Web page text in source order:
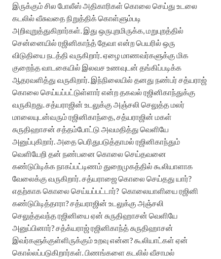
இருக்கும் சில போலீஸ் அதிகாரிகள் கொலை செய்து உடலை
கடலில் வீசுவதை நிறுத்திக்கொள்ளும்படி
அறிவுறுத்துகிறார்கள். இது ஒருபுறமிருக்க, மறுபுறத்தில்
சென்னையில் ரஜினிகாந்த் தேவா என்ற பெயரில் ஒரு
விடுதியை நடத்தி வருகிறார். ஏழை மாணவர்களுக்கு மிக
குறைந்த வாடகையில் இலவச உணவுடன் தங்கிப்படிக்க
ஆதரவளித்து வருகிறார். இந்நிலையில் தனது நண்பர் சத்யராஜ்
கொலை செய்யப்பட்டுள்ளார் என்ற தகவல் ரஜினிகாந்துக்கு
வருகிறது. சத்யராஜின் உடலுக்கு அஞ்சலி செலுத்த மலர்
மாலையுடன்வரும் ரஜினிகாந்தை, சத்யராஜின் மகள்
சுருதிஹாசன் சத்தம்போட்டு அவமதித்து வெளியே
அனுப்புகிறார். அதை பெரிதுபடுத்தாமல் ரஜினிகாந்தும்
வெளியேறி தன் நண்பனை கொலை செய்தவனை
கண்டுபிடிக்க நாகப்பட்டிணம் துறைமுகத்தில் கூலியாளாக
வேலைக்கு வருகிறார். சத்யராஜை கொலை செய்தது யார்?
எதற்காக கொலை செய்யப்பட்டார்? கொலையாளியை ரஜினி
கண்டுபிடித்தாரா? சத்யராஜின் உடலுக்கு அஞ்சலி
செலுத்தவந்த ரஜினியை ஏன் சுருதிஹாசன் வெளியே
அனுப்பினார்? சத்க்யராஜ் ரஜினிகாந்த் சுருதிஹாசன்
இவர்களுக்குள்ளிருக்கும் உறவு என்ன? கூலியாட்கள் ஏன்
கொல்லப்படுகிறார்கள். பிணங்களை கடலில் வீசாமல்